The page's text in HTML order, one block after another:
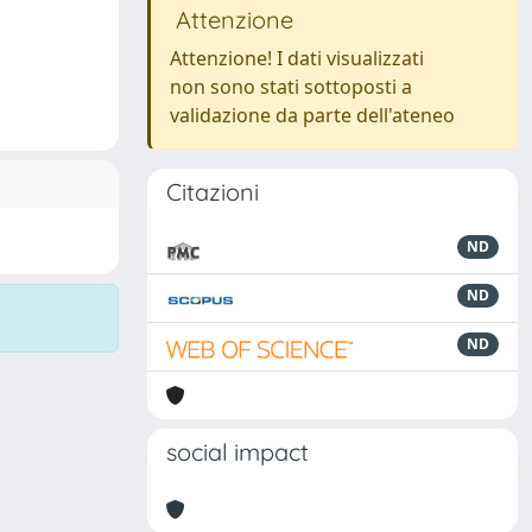
Attenzione
Attenzione! I dati visualizzati
non sono stati sottoposti a
validazione da parte dell'ateneo
Citazioni
ND
ND
ND
social impact